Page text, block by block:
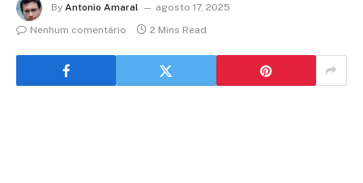
By Antonio Amaral
agosto 17, 2025
Nenhum comentário
2 Mins Read